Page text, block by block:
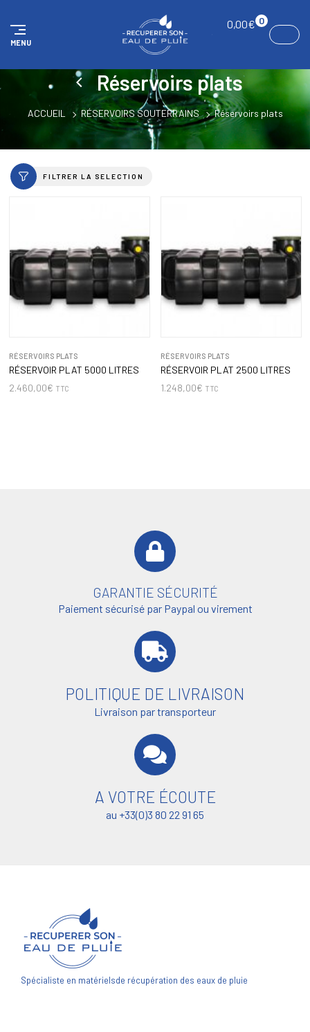
MENU
0,00€ 0
Réservoirs plats
ACCUEIL RÉSERVOIRS SOUTERRAINS Réservoirs plats
FILTRER LA SELECTION
RÉSERVOIRS PLATS
RÉSERVOIR PLAT 5000 LITRES
2.460,00€ TTC
RÉSERVOIRS PLATS
RÉSERVOIR PLAT 2500 LITRES
1.248,00€ TTC
GARANTIE SÉCURITÉ
Paiement sécurisé par Paypal ou virement
POLITIQUE DE LIVRAISON
Livraison par transporteur
A VOTRE ÉCOUTE
au +33(0)3 80 22 91 65
Spécialiste en matérielsde récupération des eaux de pluie